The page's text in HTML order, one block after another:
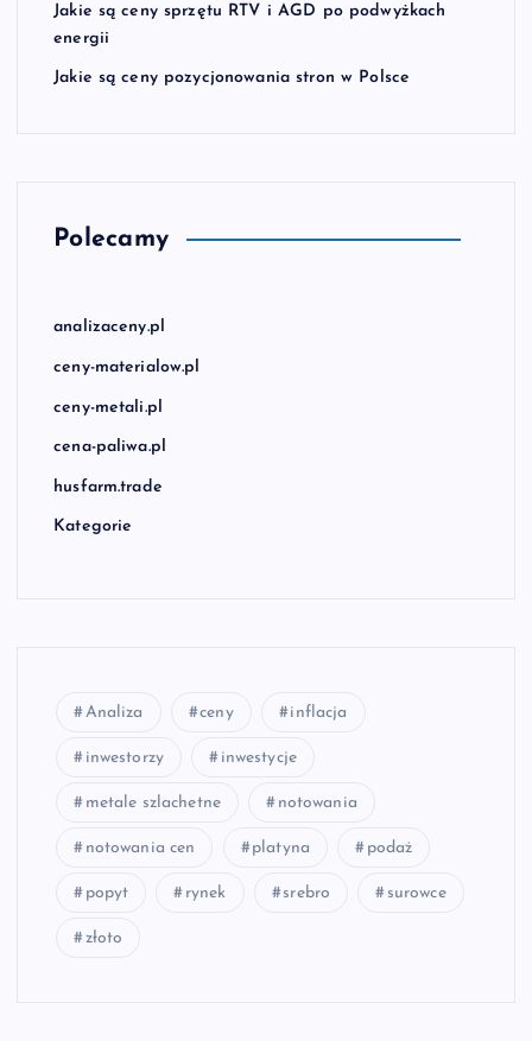
Jakie są ceny sprzętu RTV i AGD po podwyżkach
energii
Jakie są ceny pozycjonowania stron w Polsce
Polecamy
analizaceny.pl
ceny-materialow.pl
ceny-metali.pl
cena-paliwa.pl
husfarm.trade
Kategorie
Analiza ceny inflacja
inwestorzy inwestycje
metale szlachetne notowania
notowania cen platyna podaż
popyt rynek srebro surowce
złoto